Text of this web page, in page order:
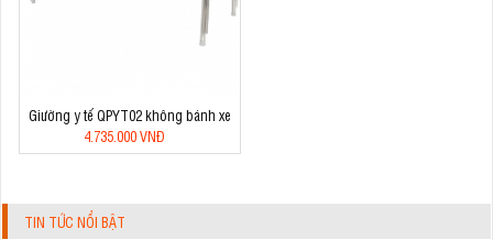
Giường y tế QPYT02 không bánh xe
4.735.000 VNĐ
TIN TỨC NỔI BẬT